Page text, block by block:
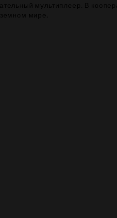
мультиплеер. В
мире.